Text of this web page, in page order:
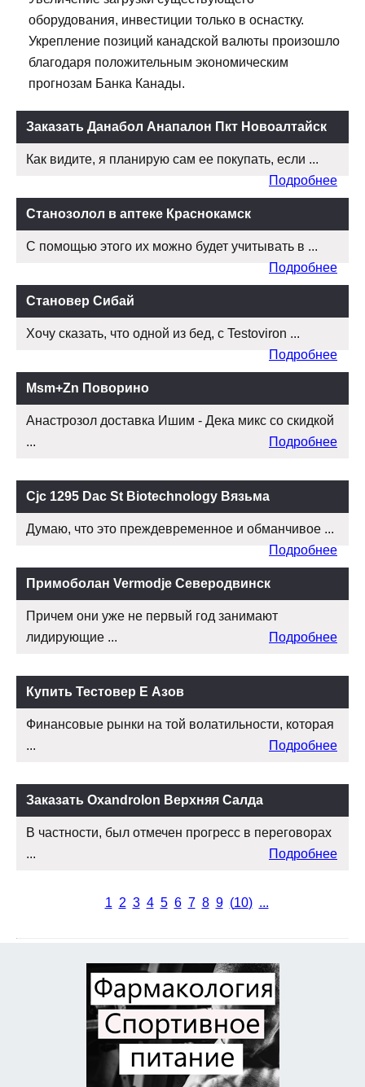
оборудования, инвестиции только в оснастку.
Укрепление позиций канадской валюты произошло
благодаря положительным экономическим
прогнозам Банка Канады.
Заказать Данабол Анапалон Пкт Новоалтайск
Как видите, я планирую сам ее покупать, если ...
Подробнее
Станозолол в аптеке Краснокамск
С помощью этого их можно будет учитывать в ...
Подробнее
Становер Сибай
Хочу сказать, что одной из бед, с Testoviron ...
Подробнее
Msm+Zn Поворино
Анастрозол доставка Ишим - Дека микс со скидкой
...
Подробнее
Cjc 1295 Dac St Biotechnology Вязьма
Думаю, что это преждевременное и обманчивое ...
Подробнее
Примоболан Vermodje Северодвинск
Причем они уже не первый год занимают
лидирующие ...
Подробнее
Купить Тестовер Е Азов
Финансовые рынки на той волатильности, которая
...
Подробнее
Заказать Oxandrolon Верхняя Салда
В частности, был отмечен прогресс в переговорах
...
Подробнее
1 2 3 4 5 6 7 8 9 (10) ...